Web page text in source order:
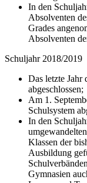
In den
Absolventen
Grades
Absolventen
Schuljahr 2018/2019
Das letzte Jahr
abgeschlossen;
Am 1.
Schulsystem
In den
Klassen der
Ausbildung
Gymnasien